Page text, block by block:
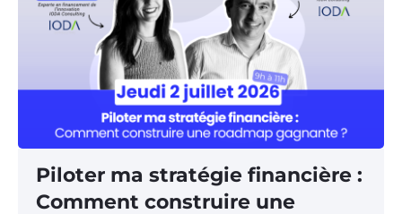
Piloter ma stratégie financière :
Comment construire une